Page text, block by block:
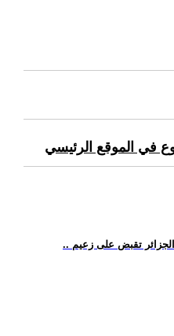
في الموقع الرئيسي
تقبض على زعيم